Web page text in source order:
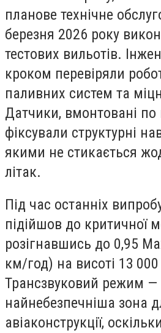
планове технічне
березня 2026 року
тестових вильотів.
кроком перевіряли
паливних систем та
Датчики, вмонтовані по
фіксували структурні
якими не стикається
літак.
Під час останніх
підійшов до критичної
розігнавшись до 0,95
км/год) на висоті 13 000
Трансзвуковий режим —
найнебезпечніша зона
авіаконструкції,